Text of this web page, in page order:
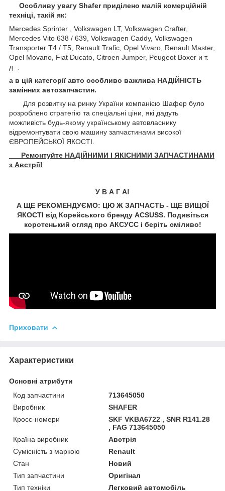
Особливу увагу Shafer приділено малій комерційній
техніці, такій як:
Mercedes Sprinter , Volkswagen LT, Volkswagen Crafter,
Mercedes Vito 638 / 639, Volkswagen Caddy, Volkswagen
Transporter T4 / T5, Renault Trafic, Opel Vivaro, Renault Master,
Opel Movano, Fiat Ducato, Citroen Jumper, Peugeot Boxer и т.
д. ,
а в цій категорії авто особливо важлива НАДІЙНІСТЬ
замінних автозапчастин.
Для розвитку на ринку України компанією Шафер було
розроблено стратегію та спеціальні ціни, які дадуть
можливість будь-якому українському автовласнику
відремонтувати свою машину запчастинами високої
ЄВРОПЕЙСЬКОЇ ЯКОСТІ.
Ремонтуйте НАДІЙНИМИ І ЯКІСНИМИ ЗАПЧАСТИНАМИ
з Австрії!
У В А Г А!
А ЩЕ РЕКОМЕНДУЄМО: ЦЮ Ж ЗАПЧАСТЬ - ЩЕ ВИЩОЇ
ЯКОСТІ від Корейського бренду ACSUSS. Подивіться
коротенький огляд про АКСУCC і беріть сміливо!
Приховати
Характеристики
Основні атрибути
Код запчастини
713645050
Виробник
SHAFER
Кросс-номери
SKF VKBA6722 , SNR R141.28
, FAG 713645050
Країна виробник
Австрія
Сумісність з маркою
Renault
Стан
Новий
Тип запчастини
Оригінал
Тип техніки
Легковий автомобіль